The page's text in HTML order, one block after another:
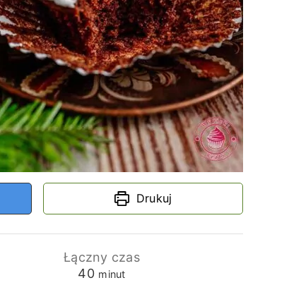
Drukuj
Łączny czas
40minuty
minut